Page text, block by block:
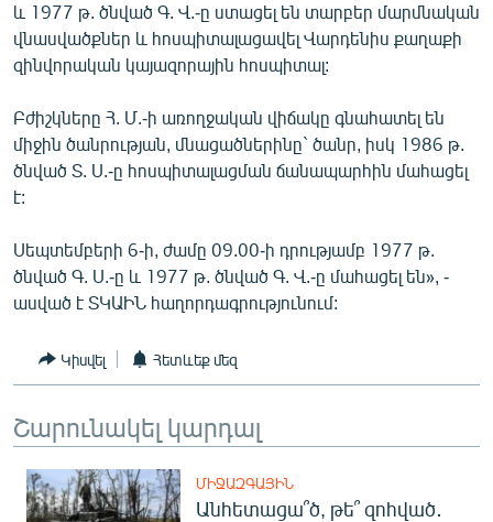
ՏԵՍԱՆՅՈՒԹԵՐ
ԲԱՆԱՎԵՃ
ՓՈԴՔԱՍԹ
Հայերեն
Русский
«Ազատության» բոլոր կայքերը
և 1977 թ. ծնված Գ. Վ.-ը ստացել են տարբեր մարմնական
վնասվածքներ և հոսպիտալացավել Վարդենիս քաղաքի
զինվորական կայազորային հոսպիտալ:
Բժիշկները Հ. Մ.-ի առողջական վիճակը գնահատել են
միջին ծանրության, մնացածներինը` ծանր, իսկ 1986 թ.
ծնված Տ. Ս.-ը հոսպիտալացման ճանապարհին մահացել
է:
Սեպտեմբերի 6-ի, ժամը 09.00-ի դրությամբ 1977 թ.
ծնված Գ. Ս.-ը և 1977 թ. ծնված Գ. Վ.-ը մահացել են», -
ասված է ՏԿԱԻՆ հաղորդագրությունում:
Կիսվել Հետևեք մեզ
Շարունակել կարդալ
ՄԻՋԱԶԳԱՅԻՆ
Անհետացա՞ծ, թե՞ զոհված․